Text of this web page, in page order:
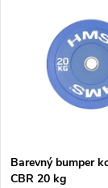
Barevný bumper
CBR 20 kg